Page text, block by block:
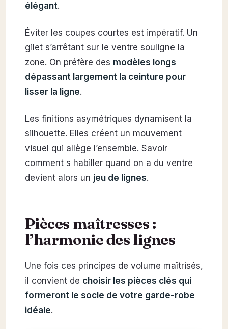
élégant.
Éviter les coupes courtes est impératif. Un
gilet s’arrêtant sur le ventre souligne la
zone. On préfère des modèles longs
dépassant largement la ceinture pour
lisser la ligne.
Les finitions asymétriques dynamisent la
silhouette. Elles créent un mouvement
visuel qui allège l’ensemble. Savoir
comment s habiller quand on a du ventre
devient alors un jeu de lignes.
Pièces maîtresses :
l’harmonie des lignes
Une fois ces principes de volume maîtrisés,
il convient de choisir les pièces clés qui
formeront le socle de votre garde-robe
idéale.